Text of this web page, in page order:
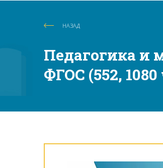
НАЗАД
Педагогика и
ФГОС (552, 1080